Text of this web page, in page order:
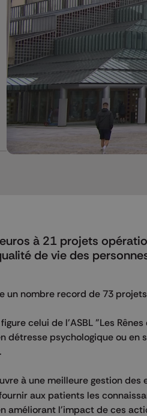
à 21 projets
de vie des
un nombre record de 73
celui de l'ASBL "Les
détresse psychologique ou en
à une meilleure gestion des
aux patients les
améliorant l'impact de ces